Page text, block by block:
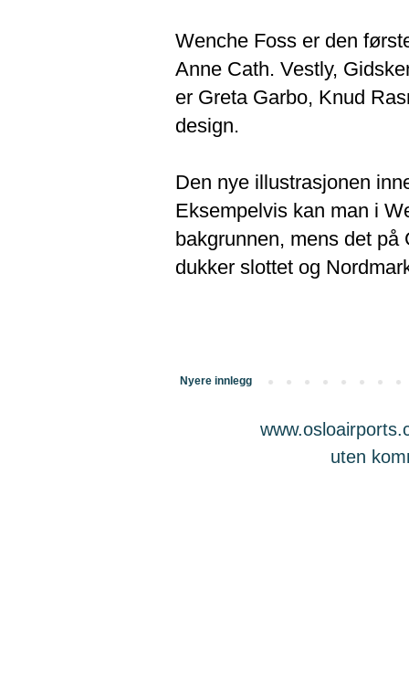
Wenche Foss er den
Anne Cath. Vestly,
er Greta Garbo, Knud
design.
Den nye illustrasjonen
Eksempelvis kan man i
bakgrunnen, mens det på
dukker slottet og
Nyere innlegg
uten